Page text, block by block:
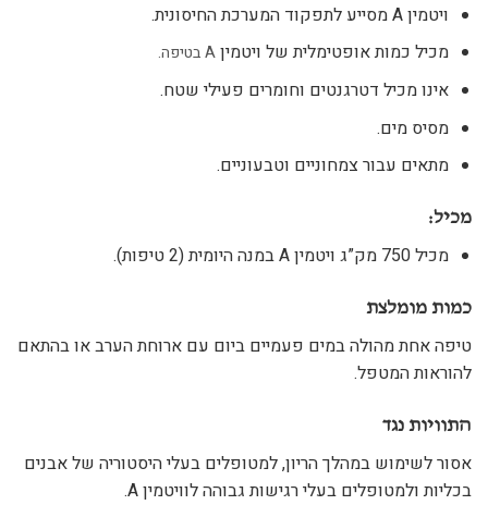
ויטמיןAמסייע לתפקוד המערכת החיסונית.
מכיל כמות אופטימלית של ויטמיןAבטיפה.
אינו מכיל דטרגנטים וחומרים פעילי שטח.
מסיס מים.
מתאים עבור צמחוניים וטבעוניים.
מכיל:
מכיל 750 מק”ג ויטמין A במנה היומית (2 טיפות).
כמות מומלצת
טיפה אחת מהולה במים פעמיים ביום עם ארוחת הערב או בהתאם
להוראות המטפל.
התוויות נגד
אסור לשימוש במהלך הריון, למטופלים בעלי היסטוריה של אבנים
בכליות ולמטופלים בעלי רגישות גבוהה לוויטמיןA
.